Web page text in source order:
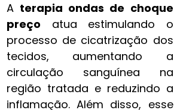
A terapia ondas de choque
preço atua estimulando o
processo de cicatrização dos
tecidos, aumentando a
circulação sanguínea na
região tratada e reduzindo a
inflamação. Além disso, esse